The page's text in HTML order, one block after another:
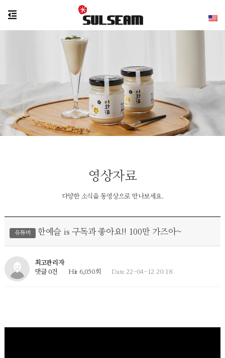
영상자료
다양한 소식을 동영상으로 만나보세요.
유튜버 한예슬 is 구독과 좋아요!! 100만 가즈아~
최고관리자
댓글 0건
Hit 6,050회 Date 22-04-12 20:18